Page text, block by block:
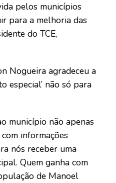
pelos municípios
para a melhoria das
do TCE,
Nogueira agradeceu a
especial’ não só para
município não apenas
informações
nós receber uma
Quem ganha com
de Manoel